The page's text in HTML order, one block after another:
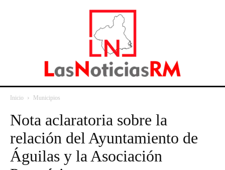
Inicio Municipios
Nota aclaratoria sobre la
relación del Ayuntamiento de
Águilas y la Asociación